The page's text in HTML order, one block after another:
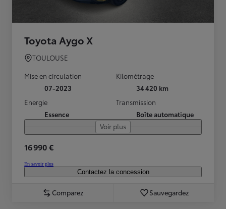
Toyota Aygo X
TOULOUSE
Mise en circulation
07-2023
Kilométrage
34 420 km
Energie
Essence
Transmission
Boîte automatique
Voir plus
16 990 €
En savoir plus
Contactez la concession
Comparez Sauvegardez